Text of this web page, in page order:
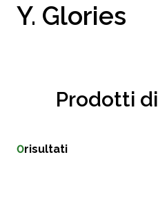
Y. Glories
Prodotti di
0risultati